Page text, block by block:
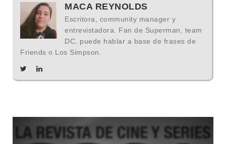
MACA REYNOLDS
Escritora, community manager y
entrevistadora. Fan de Superman, team
DC, puede hablar a base de frases de
Friends o Los Simpson.